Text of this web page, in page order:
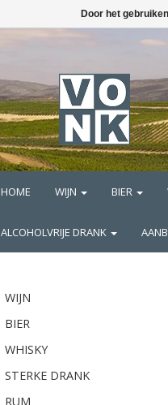
HOME WIJN BIER
ALCOHOLVRIJE DRANK
WIJN
BIER
WHISKY
STERKE DRANK
RUM
Door het